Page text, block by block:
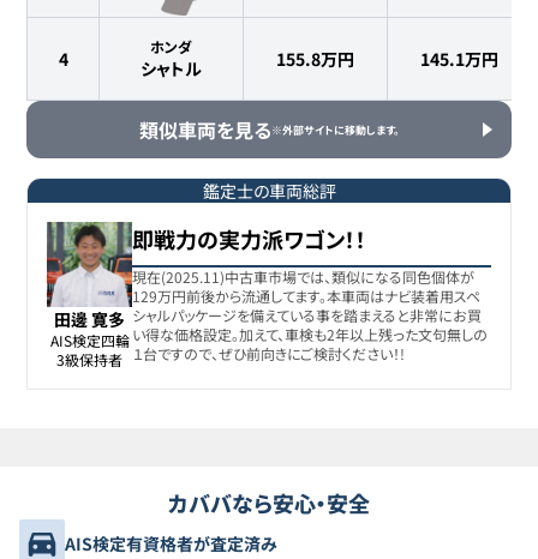
4
ホンダ
シャトル 155.8万円 145.1万円
類似車両を見る※外部サイトに移動します。
鑑定士の車両総評
田邊 寛多
AIS検定四輪
3級保持者
即戦力の実力派ワゴン！！
現在(2025.11)中古車市場では、類似になる同色個体が
129万円前後から流通してます。本車両はナビ装着用スペ
シャルパッケージを備えている事を踏まえると非常にお買
い得な価格設定。加えて、車検も2年以上残った文句無しの
１台ですので、ぜひ前向きにご検討ください！!
カババなら安心・安全
AIS検定有資格者が査定済み